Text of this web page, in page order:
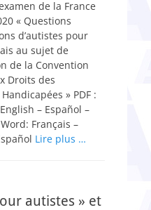
de la France
« Questions
d’autistes pour
au sujet de
de la Convention
Droits des
» PDF :
– Español –
Français –
Lire plus …
autistes » et